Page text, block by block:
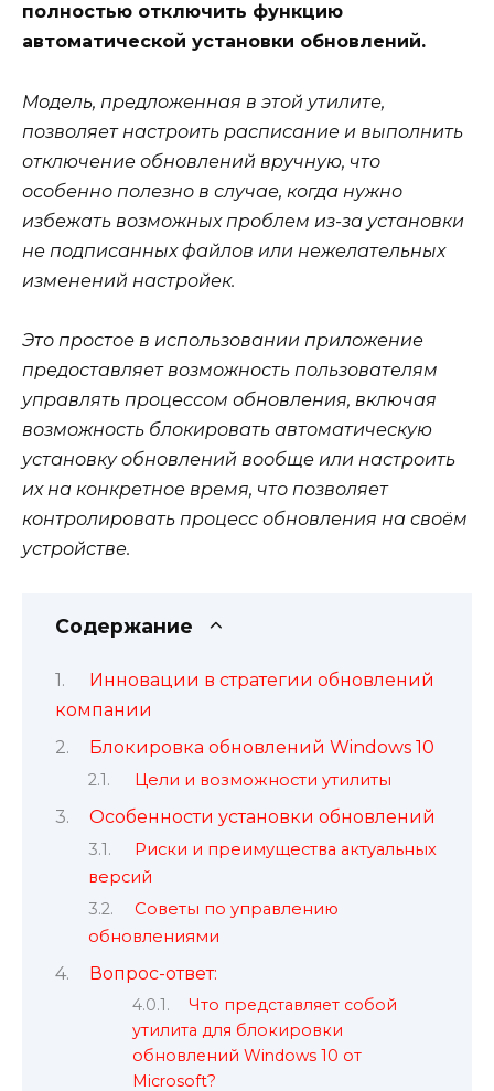
полностью отключить функцию
автоматической установки обновлений.
Модель, предложенная в этой утилите,
позволяет настроить расписание и выполнить
отключение обновлений вручную, что
особенно полезно в случае, когда нужно
избежать возможных проблем из-за установки
не подписанных файлов или нежелательных
изменений настройек.
Это простое в использовании приложение
предоставляет возможность пользователям
управлять процессом обновления, включая
возможность блокировать автоматическую
установку обновлений вообще или настроить
их на конкретное время, что позволяет
контролировать процесс обновления на своём
устройстве.
Содержание
Инновации в стратегии обновлений
компании
Блокировка обновлений Windows 10
Цели и возможности утилиты
Особенности установки обновлений
Риски и преимущества актуальных
версий
Советы по управлению
обновлениями
Вопрос-ответ:
Что представляет собой
утилита для блокировки
обновлений Windows 10 от
Microsoft?